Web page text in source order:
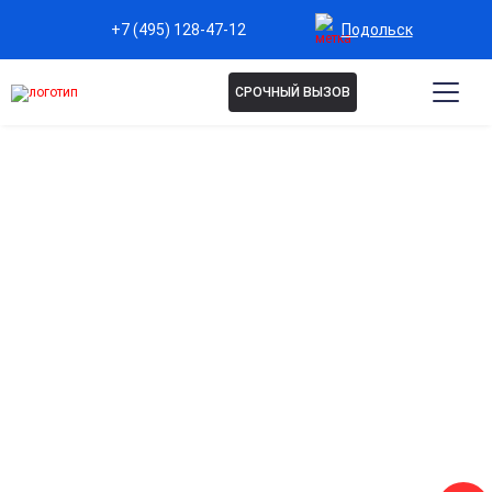
+7 (495) 128-47-12 Подольск
СРОЧНЫЙ ВЫЗОВ